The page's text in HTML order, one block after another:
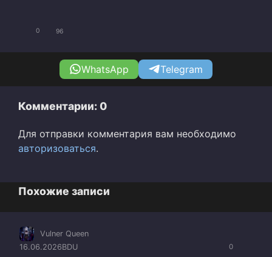
0 96
WhatsApp Telegram
Комментарии: 0
Для отправки комментария вам необходимо
авторизоваться.
Похожие записи
0
Vulner Queen
16.06.2026BDU